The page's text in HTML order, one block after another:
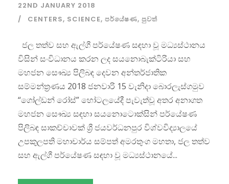
22ND JANUARY 2018
CENTERS, SCIENCE, පර්යේෂණ, පුවත්
ජල තත්ව සහ ඇල්ගී පර්යේෂණ සඳහා වූ මධ්‍යස්ථානය
විසින් සංවිධානය කරන ලද සයනොබැක්ටිරියා සහ
මහජන සෞඛ්‍ය පිලිබඳ දෙවන අන්තර්ජාතික
සම්මන්ත්‍රණය 2018 ජනවාරි 15 වැනිදා බොරලැස්ගමුව
“ගෝල්ඩන් රෝස්” හෝටලයේදී පැවැත්වූ අතර අනාගත
මහජන සෞඛ්‍ය සඳහා සයනොටොක්සින් පර්යේෂණ
පිලිබඳ සාකච්චාවක් ශ්‍රී ජයවර්ධනපුර විශ්වවිද්‍යාලයේ
උපකුලපති මහාචාර්ය සම්පත් අමරතුංග මහතා, ජල තත්ව
සහ ඇල්ගී පර්යේෂණ සඳහා වූ මධ්‍යස්ථානයේ...